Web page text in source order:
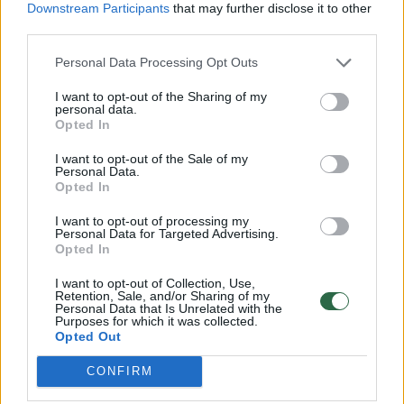
Downstream Participants that may further disclose it to other
Personal Data Processing Opt Outs
I want to opt-out of the Sharing of my
personal data.
Opted In
I want to opt-out of the Sale of my
Personal Data.
Opted In
I want to opt-out of processing my
Personal Data for Targeted Advertising.
Opted In
I want to opt-out of Collection, Use,
Retention, Sale, and/or Sharing of my
Personal Data that Is Unrelated with the
Purposes for which it was collected.
Opted Out
CONFIRM
Susiję straipsniai
V. Čmilytė-Nielsen: biudžeto
ir civilinės sąjungos klausimų
sujungimas man nepriimtinas
V.
civilinės